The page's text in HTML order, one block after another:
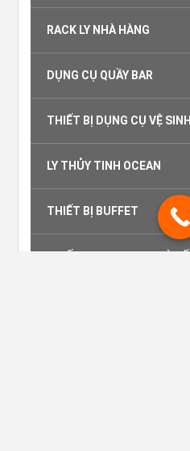
RACK LY NHÀ HÀNG
DỤNG CỤ QUẦY BAR
THIẾT BỊ DỤNG CỤ VỆ SINH
LY THỦY TINH OCEAN
THIẾT BỊ BUFFET